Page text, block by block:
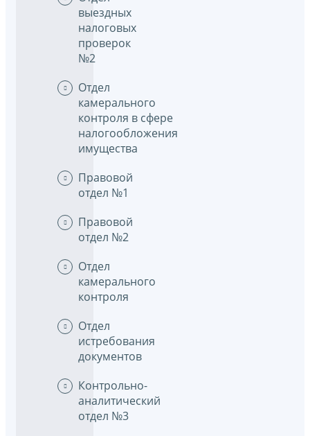
выездных
налоговых
проверок
№2
Отдел
камерального
контроля в сфере
налогообложения
имущества
Правовой
отдел №1
Правовой
отдел №2
Отдел
камерального
контроля
Отдел
истребования
документов
Контрольно-
аналитический
отдел №3